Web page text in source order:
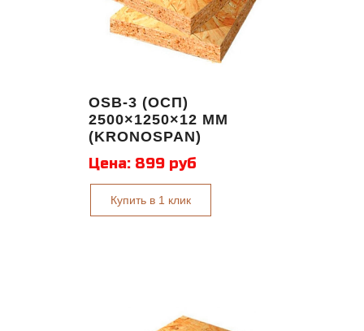
OSB-3 (ОСП)
2500×1250×12 ММ
(KRONOSPAN)
Цена: 899 руб
Купить в 1 клик